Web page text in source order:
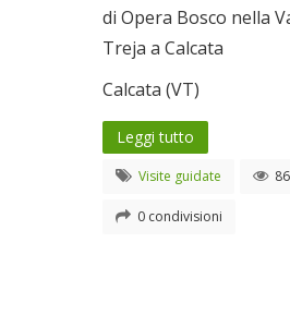
di Opera Bosco nella
Treja a Calcata
Calcata (VT)
Leggi tutto
Visite guidate
0 condivisioni